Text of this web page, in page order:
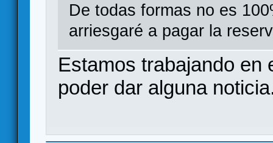
De todas formas no es
arriesgaré a pagar la
Estamos trabajando en
poder dar alguna